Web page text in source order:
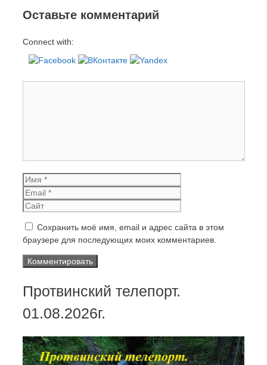
Оставьте комментарий
Connect with:
Имя
Сохранить моё имя, email и адрес сайта в этом
браузере для последующих моих комментариев.
Протвинский телепорт.
01.08.2026г.